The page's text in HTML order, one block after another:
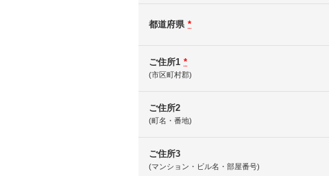
都道府県 *
ご住所1 *
(市区町村郡)
ご住所2
(町名・番地)
ご住所3
(マンション・ビル名・部屋番号)